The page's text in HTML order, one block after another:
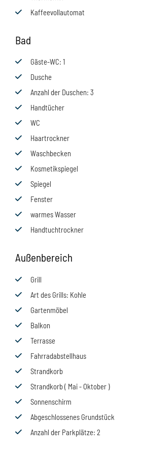
Kaffeevollautomat
Bad
Gäste-WC: 1
Dusche
Anzahl der Duschen: 3
Handtücher
WC
Haartrockner
Waschbecken
Kosmetikspiegel
Spiegel
Fenster
warmes Wasser
Handtuchtrockner
Außenbereich
Grill
Art des Grills: Kohle
Gartenmöbel
Balkon
Terrasse
Fahrradabstellhaus
Strandkorb
Strandkorb ( Mai - Oktober )
Sonnenschirm
Abgeschlossenes Grundstück
Anzahl der Parkplätze: 2